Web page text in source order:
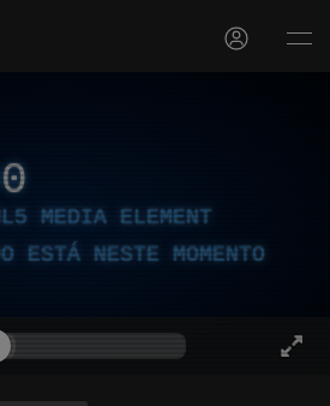
MEDIA ELEMENT
ESTÁ NESTE MOMENTO